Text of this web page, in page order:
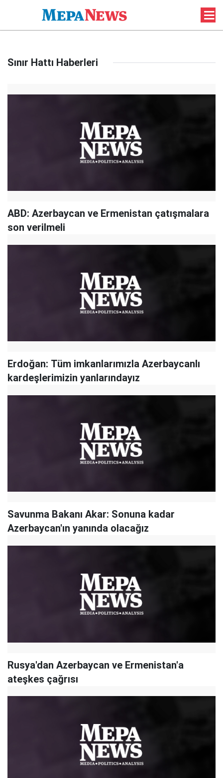
Sınır Hattı Haberleri
ABD: Azerbaycan ve Ermenistan çatışmalara
son verilmeli
Erdoğan: Tüm imkanlarımızla Azerbaycanlı
kardeşlerimizin yanlarındayız
Savunma Bakanı Akar: Sonuna kadar
Azerbaycan'ın yanında olacağız
Rusya'dan Azerbaycan ve Ermenistan'a
ateşkes çağrısı